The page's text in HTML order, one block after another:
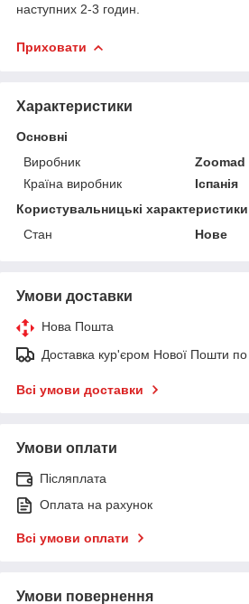
наступних 2-3 годин.
Приховати
Характеристики
Основні
Виробник
Zoomad
Країна виробник
Іспанія
Користувальницькі характеристики
Стан
Нове
Умови доставки
Нова Пошта
Доставка кур'єром Нової Пошти по
Всі умови доставки
Умови оплати
Післяплата
Оплата на рахунок
Всі умови оплати
Умови повернення